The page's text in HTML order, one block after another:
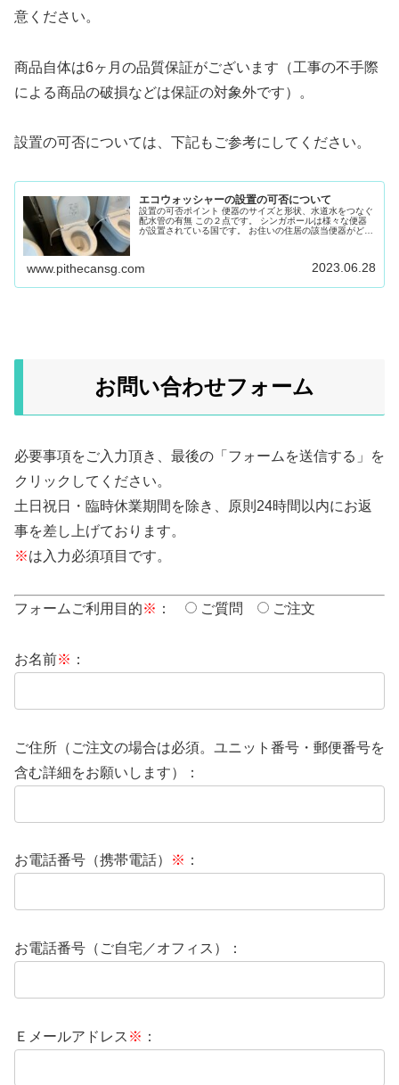
意ください。
商品自体は6ヶ月の品質保証がございます（工事の不手際
による商品の破損などは保証の対象外です）。
設置の可否については、下記もご参考にしてください。
エコウォッシャーの設置の可否について
設置の可否ポイント 便器のサイズと形状、水道水をつなぐ
配水管の有無 この２点です。 シンガポールは様々な便器
が設置されている国です。 お住いの住居の該当便器がどう
www.pithecansg.com 2023.06.28
お問い合わせフォーム
必要事項をご入力頂き、最後の「フォームを送信する」を
クリックしてください。
土日祝日・臨時休業期間を除き、原則24時間以内にお返
事を差し上げております。
※は入力必須項目です。
フォームご利用目的※ ： ご質問 ご注文
お名前※ ：
ご住所（ご注文の場合は必須。ユニット番号・郵便番号を
含む詳細をお願いします）：
お電話番号（携帯電話） ※ ：
お電話番号（ご自宅／オフィス）：
Ｅメールアドレス ※ ：